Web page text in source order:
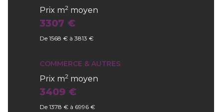
Prix m2 moyen
3307 €
De 1568 € à 3813 €
COMMERCE & AUTRES
Prix m2 moyen
3409 €
De 1378 € à 6996 €